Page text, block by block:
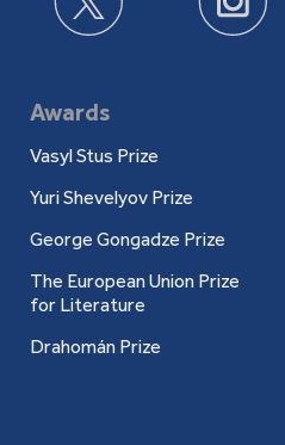
Awards
Vasyl Stus Prize
Yuri Shevelyov Prize
George Gongadze Prize
The European Union Prize
for Literature
Drahomán Prize